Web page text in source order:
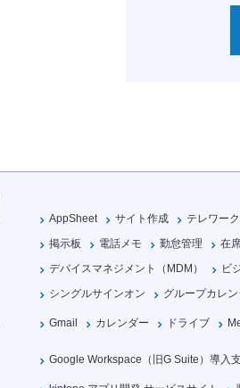
AppSheet サイト作成
テレワーク
掲示板
電話メモ 勤怠管理
在
デバイスマネジメント（MDM）
ビ
シングルサインオン
グループカレ
Gmail カレンダー ドライブ
Google Workspace（旧G Suite）導入